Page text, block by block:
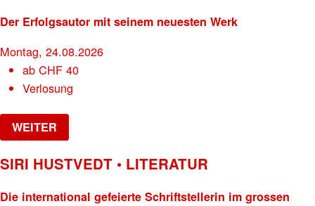
Der Erfolgsautor mit seinem neuesten Werk
Montag, 24.08.2026
abCHF 40
Verlosung
WEITER
SIRI HUSTVEDT • LITERATUR
Die international gefeierte Schriftstellerin im grossen